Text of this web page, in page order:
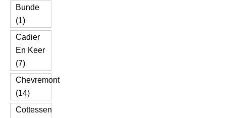
Bunde
(1)
Cadier
En Keer
(7)
Chevremont
(14)
Cottessen